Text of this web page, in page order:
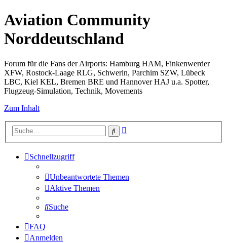
Aviation Community
Norddeutschland
Forum für die Fans der Airports: Hamburg HAM, Finkenwerder
XFW, Rostock-Laage RLG, Schwerin, Parchim SZW, Lübeck
LBC, Kiel KEL, Bremen BRE und Hannover HAJ u.a. Spotter,
Flugzeug-Simulation, Technik, Movements
Zum Inhalt
Suche
Schnellzugriff
Unbeantwortete Themen
Aktive Themen
Suche
FAQ
Anmelden